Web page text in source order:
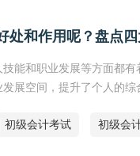
处和作用呢？盘点四
能和职业发展等方面都
展空间，提升了个人的综
初级会计考试 初级会